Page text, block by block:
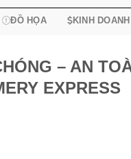
ĐỒ HỌA KINH
– AN
EXPRESS